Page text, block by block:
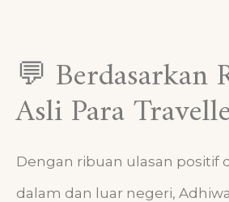
💬 Berdasarkan
Asli Para
Dengan ribuan ulasan positif
dalam dan luar negeri,